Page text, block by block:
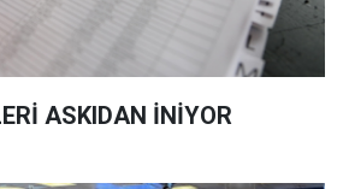
ASKIDAN İNİYOR